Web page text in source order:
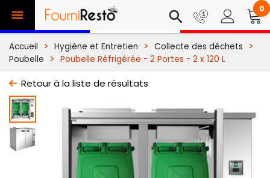
 search 0
Accueil Hygiène et Entretien
Collecte des déchets
Poubelle
Poubelle Réfrigérée - 2 Portes - 2 x 120 L
Retour à la liste de résultats